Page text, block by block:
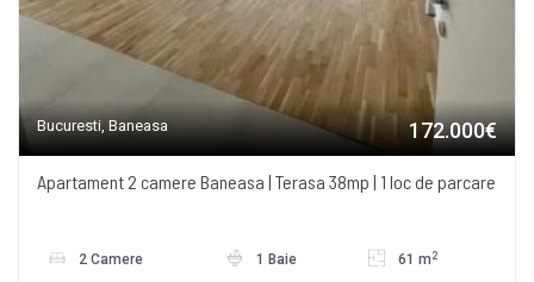
Bucuresti, Baneasa 172.000€
Apartament 2 camere Baneasa | Terasa 38mp | 1 loc de parcare
2 Camere 1 Baie 61 m 2